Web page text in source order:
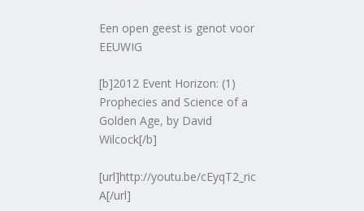
Een open geest is genot voor
EEUWIG
[b]2012 Event Horizon: (1)
Prophecies and Science of a
Golden Age, by David
Wilcock[/b]
[url]http://youtu.be/cEyqT2_ric
A[/url]